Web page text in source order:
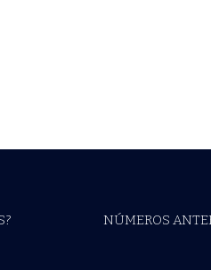
NÚMEROS